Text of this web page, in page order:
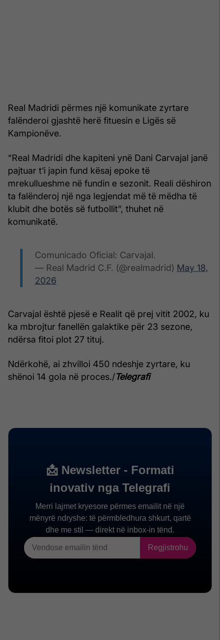
Real Madridi përmes një komunikate zyrtare
falënderoi gjashtë herë fituesin e Ligës së
Kampionëve.
“Real Madridi dhe kapiteni ynë Dani Carvajal janë
pajtuar t’i japin fund kësaj epoke të
mrekullueshme në fundin e sezonit. Reali dëshiron
ta falënderoj një nga legjendat më të mëdha të
klubit dhe botës së futbollit”, thuhet në
komunikatë.
Comunicado Oficial: Carvajal.
— Real Madrid C.F. (@realmadrid) May 18,
2026
Carvajal është pjesë e Realit që prej vitit 2002, ku
ka mbrojtur fanellën galaktike për 23 sezone,
ndërsa fitoi plot 27 tituj.
Ndërkohë, ai zhvilloi 450 ndeshje zyrtare, ku
shënoi 14 gola në proces./Telegrafi